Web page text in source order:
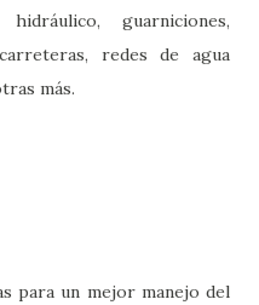
guarniciones,
redes de agua
más.
para un mejor manejo del